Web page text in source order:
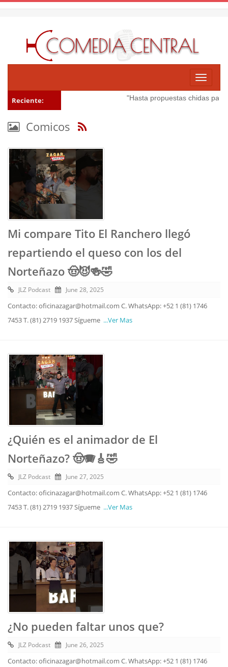
Toggle
Reciente: "Hasta propuestas chidas para
Comicos
Mi compare Tito El Ranchero llegó
repartiendo el queso con los del
Norteñazo 🤠😈🍻🤣
JLZ Podcast June 28, 2025
Contacto: oficinazagar@hotmail.com C. WhatsApp: +52 1 (81) 1746
7453 T. (81) 2719 1937 Sígueme ...Ver Mas
¿Quién es el animador de El
Norteñazo? 🤠🪗🎸🤣
JLZ Podcast June 27, 2025
Contacto: oficinazagar@hotmail.com C. WhatsApp: +52 1 (81) 1746
7453 T. (81) 2719 1937 Sígueme ...Ver Mas
¿No pueden faltar unos que?
JLZ Podcast June 26, 2025
Contacto: oficinazagar@hotmail.com C. WhatsApp: +52 1 (81) 1746